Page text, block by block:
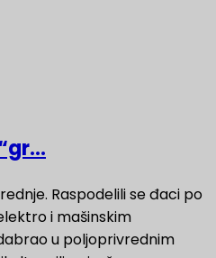
Raspodelili se đaci po
i mašinskim
u poljoprivrednim